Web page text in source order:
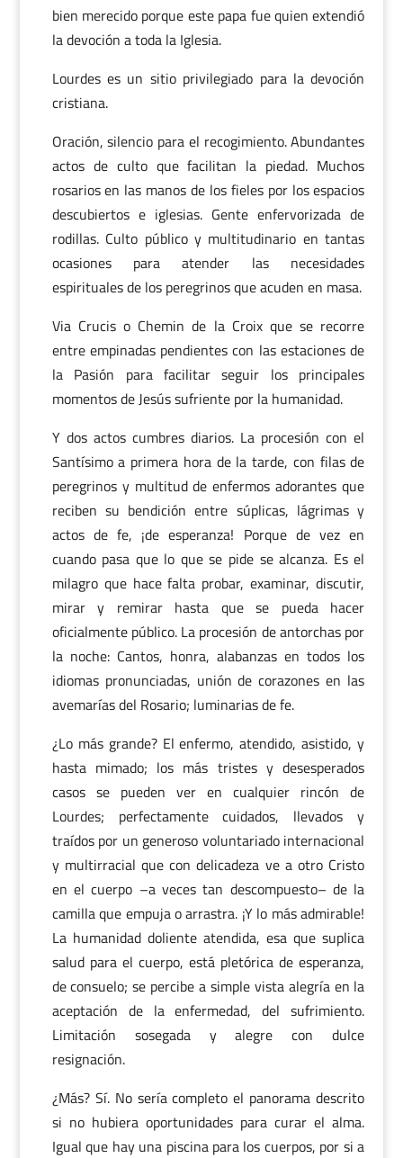
bien merecido porque este papa fue quien extendió
la devoción a toda la Iglesia.
Lourdes es un sitio privilegiado para la devoción
cristiana.
Oración, silencio para el recogimiento. Abundantes
actos de culto que facilitan la piedad. Muchos
rosarios en las manos de los fieles por los espacios
descubiertos e iglesias. Gente enfervorizada de
rodillas. Culto público y multitudinario en tantas
ocasiones para atender las necesidades
espirituales de los peregrinos que acuden en masa.
Via Crucis o Chemin de la Croix que se recorre
entre empinadas pendientes con las estaciones de
la Pasión para facilitar seguir los principales
momentos de Jesús sufriente por la humanidad.
Y dos actos cumbres diarios. La procesión con el
Santísimo a primera hora de la tarde, con filas de
peregrinos y multitud de enfermos adorantes que
reciben su bendición entre súplicas, lágrimas y
actos de fe, ¡de esperanza! Porque de vez en
cuando pasa que lo que se pide se alcanza. Es el
milagro que hace falta probar, examinar, discutir,
mirar y remirar hasta que se pueda hacer
oficialmente público. La procesión de antorchas por
la noche: Cantos, honra, alabanzas en todos los
idiomas pronunciadas, unión de corazones en las
avemarías del Rosario; luminarias de fe.
¿Lo más grande? El enfermo, atendido, asistido, y
hasta mimado; los más tristes y desesperados
casos se pueden ver en cualquier rincón de
Lourdes; perfectamente cuidados, llevados y
traídos por un generoso voluntariado internacional
y multirracial que con delicadeza ve a otro Cristo
en el cuerpo –a veces tan descompuesto– de la
camilla que empuja o arrastra. ¡Y lo más admirable!
La humanidad doliente atendida, esa que suplica
salud para el cuerpo, está pletórica de esperanza,
de consuelo; se percibe a simple vista alegría en la
aceptación de la enfermedad, del sufrimiento.
Limitación sosegada y alegre con dulce
resignación.
¿Más? Sí. No sería completo el panorama descrito
si no hubiera oportunidades para curar el alma.
Igual que hay una piscina para los cuerpos, por si a